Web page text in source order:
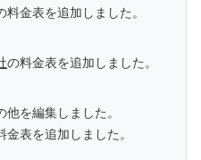
料金表を追加しました。
の料金表を追加しました。
他を編集しました。
金表を追加しました。